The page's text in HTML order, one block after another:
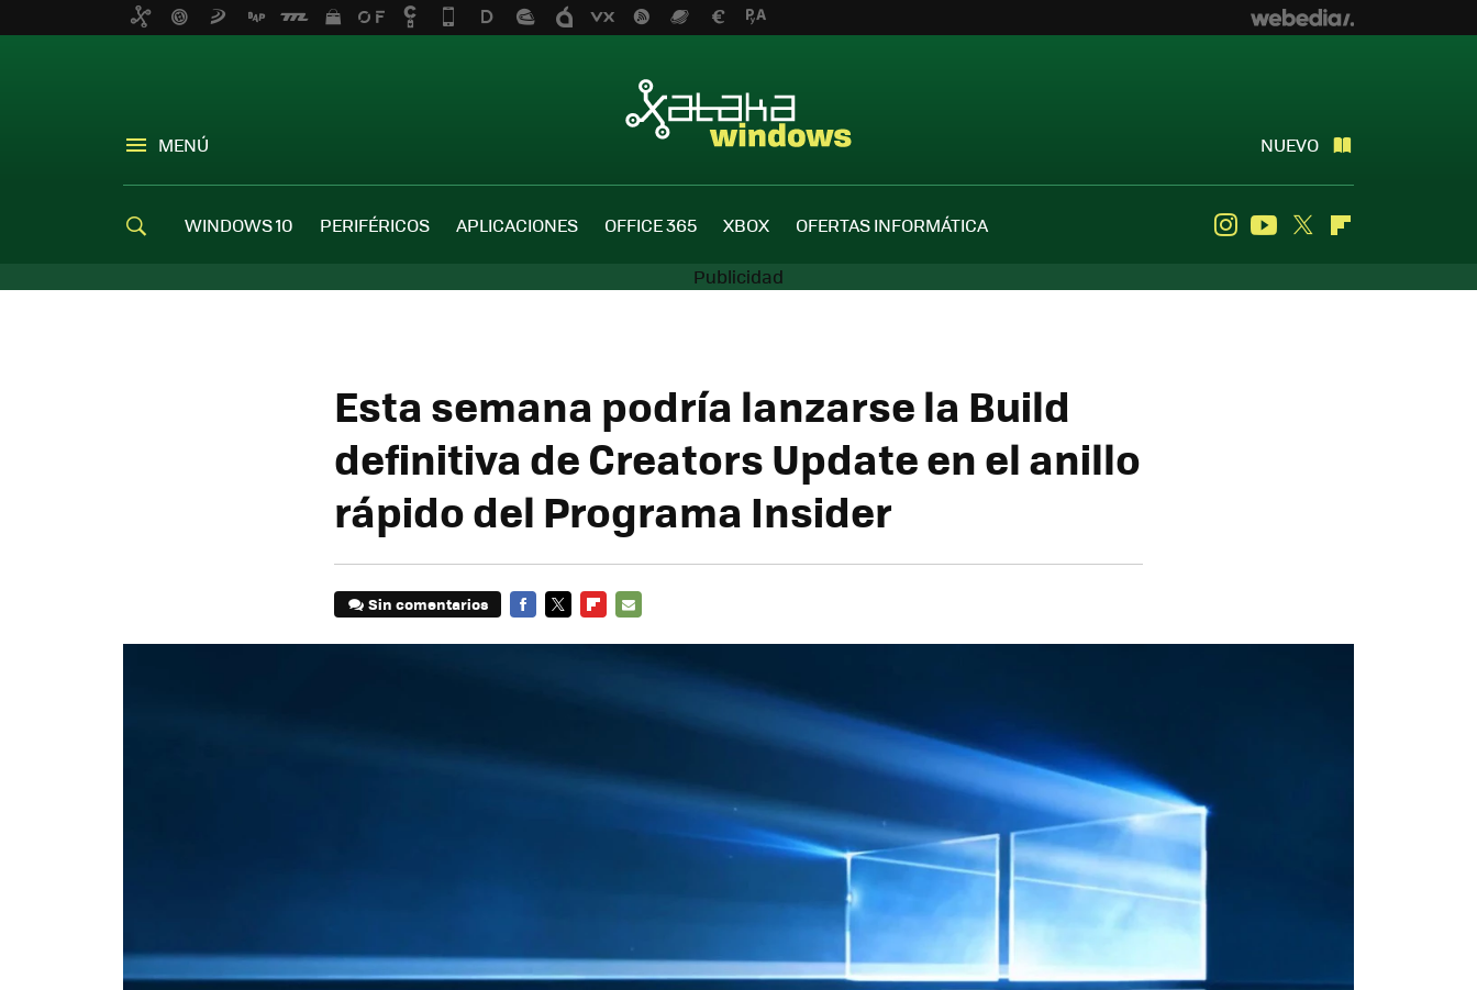
MENÚ NUEVO
WINDOWS 10 PERIFÉRICOS APLICACIONES OFFICE 365 XBOX OFERTAS INFORMÁTICA InstagramYoutube
Twitter
Esta semana podría lanzarse la Build
definitiva de Creators Update en el anillo
rápido del Programa Insider
Sin comentarios